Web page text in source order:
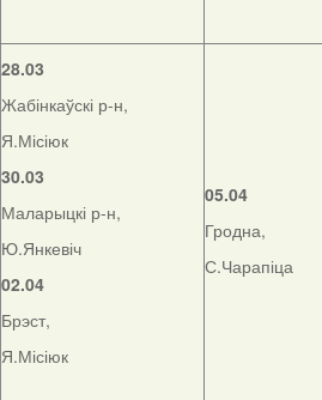
28.03
Жабінкаўскі р-н,
Я.Місіюк
30.03
Маларыцкі р-н,
Ю.Янкевіч
02.04
Брэст,
Я.Місіюк
05.04
Гродна,
С.Чарапіца